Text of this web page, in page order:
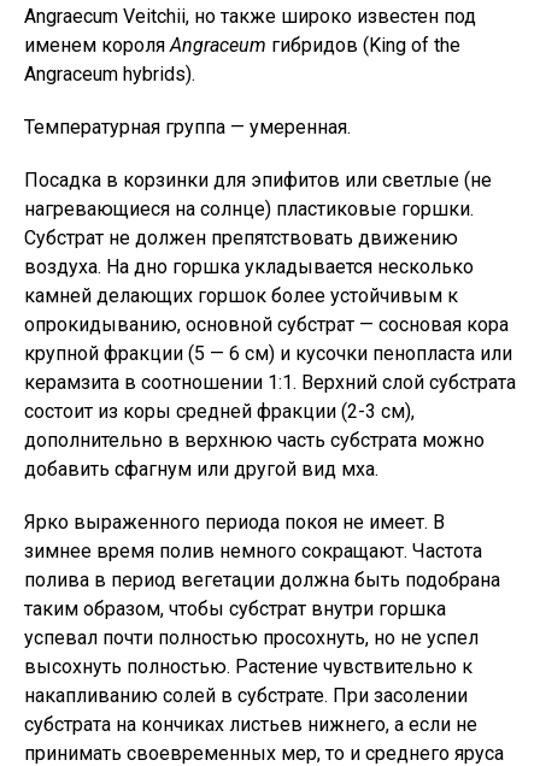
Angraecum Veitchii, но также широко известен под
именем короляAngraceum гибридов (King of the
Angraceum hybrids).
Температурная группа — умеренная.
Посадка в корзинки для эпифитов или светлые (не
нагревающиеся на солнце) пластиковые горшки.
Субстрат не должен препятствовать движению
воздуха. На дно горшка укладывается несколько
камней делающих горшок более устойчивым к
опрокидыванию, основной субстрат — сосновая кора
крупной фракции (5 — 6 см) и кусочки пенопласта или
керамзита в соотношении 1:1. Верхний слой субстрата
состоит из коры средней фракции (2-3 см),
дополнительно в верхнюю часть субстрата можно
добавить сфагнум или другой вид мха.
Ярко выраженного периода покоя не имеет. В
зимнее время полив немного сокращают. Частота
полива в период вегетации должна быть подобрана
таким образом, чтобы субстрат внутри горшка
успевал почти полностью просохнуть, но не успел
высохнуть полностью. Растение чувствительно к
накапливанию солей в субстрате. При засолении
субстрата на кончиках листьев нижнего, а если не
принимать своевременных мер, то и среднего яруса